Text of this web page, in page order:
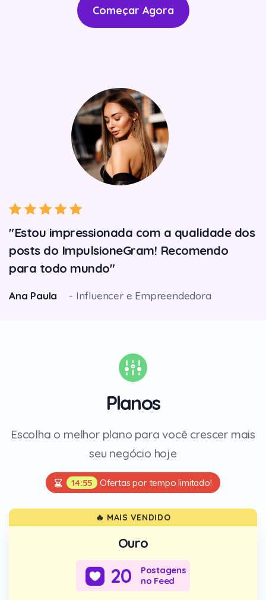
Começar Agora
"Estou impressionada com a qualidade dos
posts do ImpulsioneGram! Recomendo
para todo mundo"
Ana Paula - Influencer e Empreendedora
Planos
Escolha o melhor plano para você crescer mais
seu negócio hoje
14:54 Ofertas por tempo limitado!
🔥 MAIS VENDIDO
Ouro
20
Postagens
no Feed